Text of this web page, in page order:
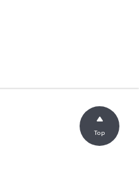
Top